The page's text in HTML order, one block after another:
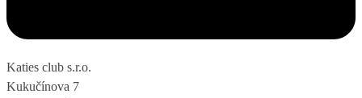
Katies club s.r.o.
Kukučínova 7